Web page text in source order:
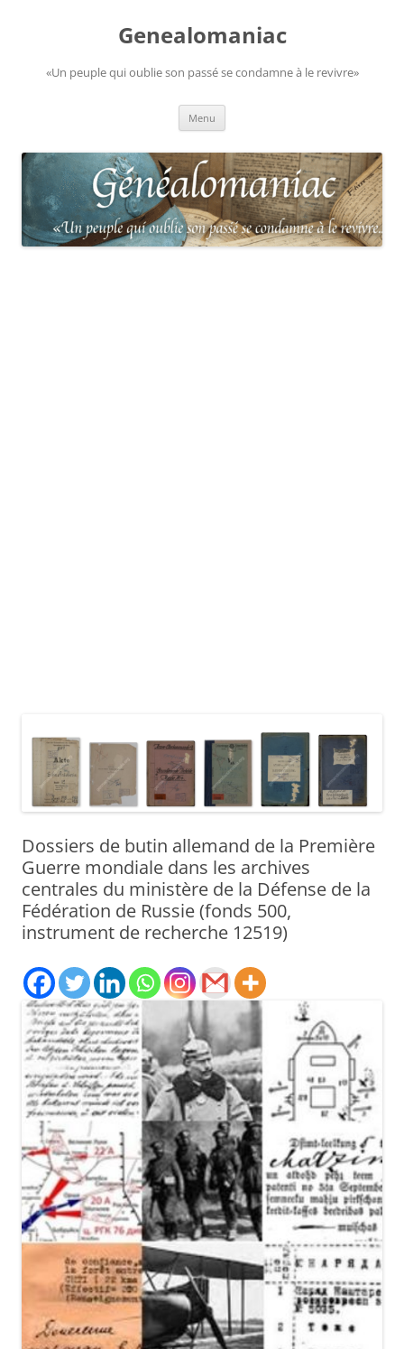
Genealomaniac
«Un peuple qui oublie son passé se condamne à le revivre»
Menu
Dossiers de butin allemand de la Première
Guerre mondiale dans les archives
centrales du ministère de la Défense de la
Fédération de Russie (fonds 500,
instrument de recherche 12519)